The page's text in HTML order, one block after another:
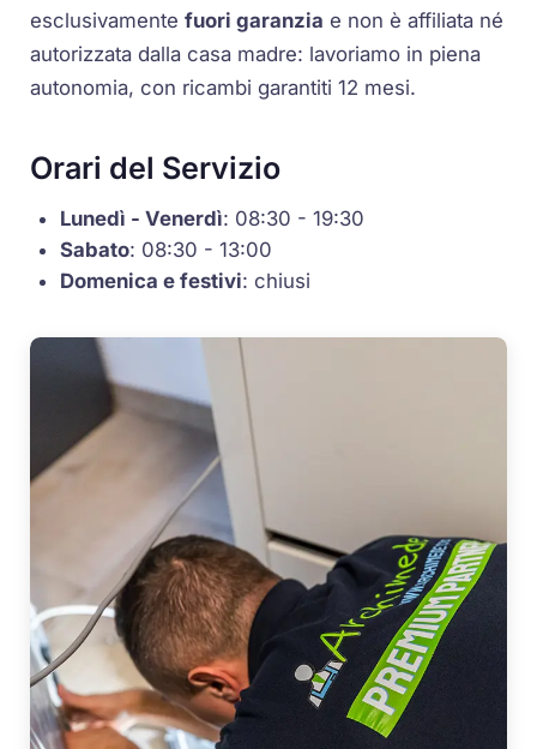
esclusivamentefuori garanzia e non è affiliata né
autorizzata dalla casa madre: lavoriamo in piena
autonomia, con ricambi garantiti 12 mesi.
Orari del Servizio
Lunedì - Venerdì: 08:30 - 19:30
Sabato: 08:30 - 13:00
Domenica e festivi: chiusi